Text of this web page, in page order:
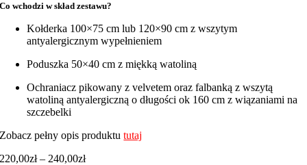
Co wchodzi w skład zestawu?
Kołderka 100×75 cm lub 120×90 cm z wszytym
antyalergicznym wypełnieniem
Poduszka 50×40 cm z miękką watoliną
Ochraniacz pikowany z velvetem oraz falbanką z wszytą
watoliną antyalergiczną o długości ok 160 cm z wiązaniami na
szczebelki
Zobacz pełny opis produktututaj
220,00zł – 240,00złZakres